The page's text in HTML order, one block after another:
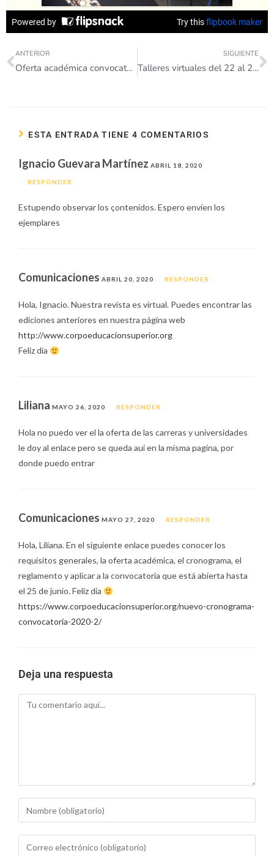
ANTERIOR
Oferta académica convocatoria 2020-2
SIGUIENTE
Talleres virtuales del 22 al 25 de abril
ESTA ENTRADA TIENE 4 COMENTARIOS
Ignacio Guevara Martínez ABRIL 18, 2020
RESPONDER
Estupendo observar los çontenidos. Espero envíen los
ejemplares
Comunicaciones ABRIL 20, 2020 RESPONDER
Hola, Ignacio. Nuestra revista es virtual. Puedes encontrar las
ediciones anteriores en nuestra página web
http://www.corpoeducacionsuperior.org
Feliz día
Liliana MAYO 26, 2020 RESPONDER
Hola no puedo ver el la oferta de las carreras y universidades
le doy al enlace pero se queda aui en la misma pagina, por
donde puedo entrar
Comunicaciones MAYO 27, 2020 RESPONDER
Hola, Liliana. En el siguiente enlace puedes conocer los
requisitos generales, la oferta académica, el cronograma, el
reglamento y aplicar a la convocatoria que está abierta hasta
el 25 de junio. Feliz día
https://www.corpoeducacionsuperior.org/nuevo-cronograma-
convocatoria-2020-2/
Deja una respuesta